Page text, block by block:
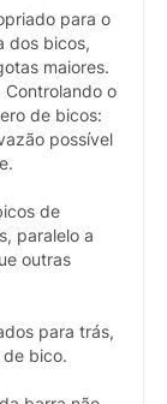
para o
dos bicos,
maiores.
Controlando o
de bicos:
possível
de
paralelo a
outras
para trás,
bico.